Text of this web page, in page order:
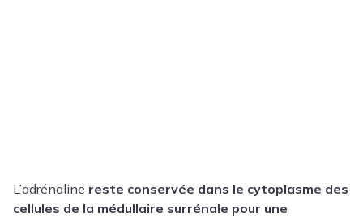
L’adrénaline reste conservée dans le cytoplasme des
cellules de la médullaire surrénale pour une